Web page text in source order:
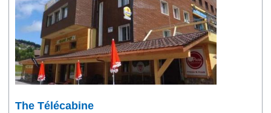
The Télécabine